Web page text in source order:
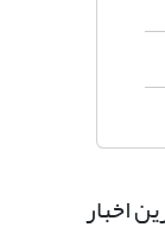
اخبار